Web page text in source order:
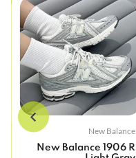
New Balance
New Balance 1906 R